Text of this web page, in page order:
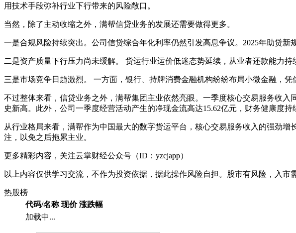
用技术手段弥补行业下行带来的风险敞口。
当然，除了主动收缩之外，满帮信贷业务的发展还需要做得更多。
一是合规风险持续突出。公司信贷综合年化利率仍然引发高息争议。2025年助贷
二是资产质量下行压力尚未缓解。 货运行业运价低迷态势延续，从业者还款能力持
三是市场竞争日趋激烈。 一方面，银行、持牌消费金融机构纷纷布局小微金融，
不过整体来看，信贷业务之外，满帮集团主业依然亮眼。一季度核心交易服务收
史新高。此外，公司一季度经营活动产生的净现金流高达15.62亿元，财务健康度持
从行业格局来看，满帮作为中国最大的数字货运平台，核心交易服务收入的强劲
注，以免之后拖累主业。
更多精彩内容，关注云掌财经公众号（ID：yzcjapp）
以上内容仅供学习交流，不作为投资依据，据此操作风险自担。股市有风险，入市
热股榜
代码/名称 现价 涨跌幅
加载中...